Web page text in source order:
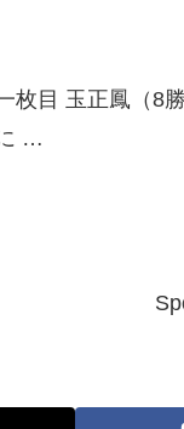
枚目 玉正鳳（8
…